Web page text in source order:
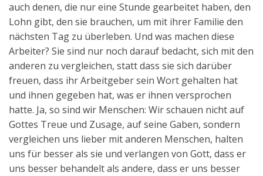
auch denen, die nur eine Stunde gearbeitet haben, den
Lohn gibt, den sie brauchen, um mit ihrer Familie den
nächsten Tag zu überleben. Und was machen diese
Arbeiter? Sie sind nur noch darauf bedacht, sich mit den
anderen zu vergleichen, statt dass sie sich darüber
freuen, dass ihr Arbeitgeber sein Wort gehalten hat
und ihnen gegeben hat, was er ihnen versprochen
hatte. Ja, so sind wir Menschen: Wir schauen nicht auf
Gottes Treue und Zusage, auf seine Gaben, sondern
vergleichen uns lieber mit anderen Menschen, halten
uns für besser als sie und verlangen von Gott, dass er
uns besser behandelt als andere, dass er uns besser